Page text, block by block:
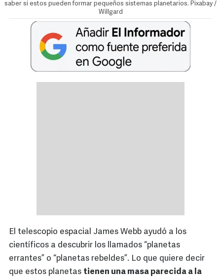
saber si estos pueden formar pequeños sistemas planetarios. Pixabay /
Willgard
El telescopio espacial James Webb ayudó a los
científicos a descubrir los llamados “planetas
errantes” o “planetas rebeldes”. Lo que quiere decir
que estos planetas tienen una masa parecida a la